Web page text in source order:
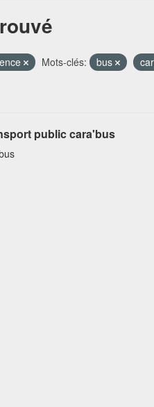
Mots-clés: bus
public cara'bus